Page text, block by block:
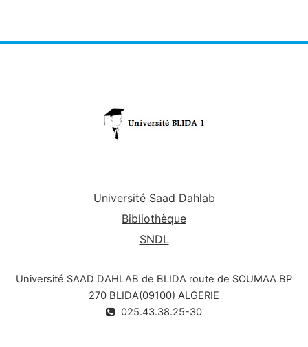
Université Saad Dahlab
Bibliothèque
SNDL
Université SAAD DAHLAB de BLIDA route de SOUMAA BP
270 BLIDA(09100) ALGERIE
025.43.38.25-30